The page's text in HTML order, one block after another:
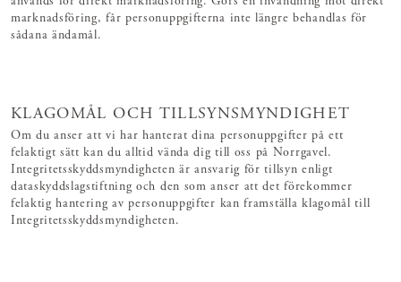
marknadsföring, får personuppgifterna inte längre behandlas för
sådana ändamål.
KLAGOMÅL OCH TILLSYNSMYNDIGHET
Om du anser att vi har hanterat dina personuppgifter på ett
felaktigt sätt kan du alltid vända dig till oss på Norrgavel.
Integritetsskyddsmyndigheten är ansvarig för tillsyn enligt
dataskyddslagstiftning och den som anser att det förekommer
felaktig hantering av personuppgifter kan framställa klagomål till
Integritetsskyddsmyndigheten.